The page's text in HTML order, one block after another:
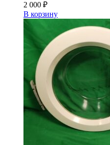
2 000 ₽
В корзину